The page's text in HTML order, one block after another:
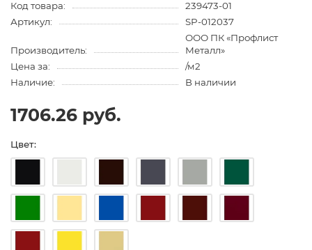
Код товара:
239473-01
Артикул:
SP-012037
Производитель:
ООО ПК «Профлист
Металл»
Цена за:
/м2
Наличие:
В наличии
1706.26 руб.
Цвет: